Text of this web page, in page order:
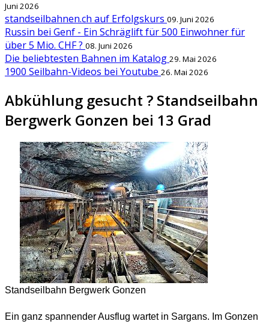
Juni 2026
standseilbahnen.ch auf Erfolgskurs 09. Juni 2026
Russin bei Genf - Ein Schräglift für 500 Einwohner für
über 5 Mio. CHF ? 08. Juni 2026
Die beliebtesten Bahnen im Katalog 29. Mai 2026
1900 Seilbahn-Videos bei Youtube 26. Mai 2026
Abkühlung gesucht ? Standseilbahn
Bergwerk Gonzen bei 13 Grad
Standseilbahn Bergwerk Gonzen
Ein ganz spannender Ausflug wartet in Sargans. Im Gonzen